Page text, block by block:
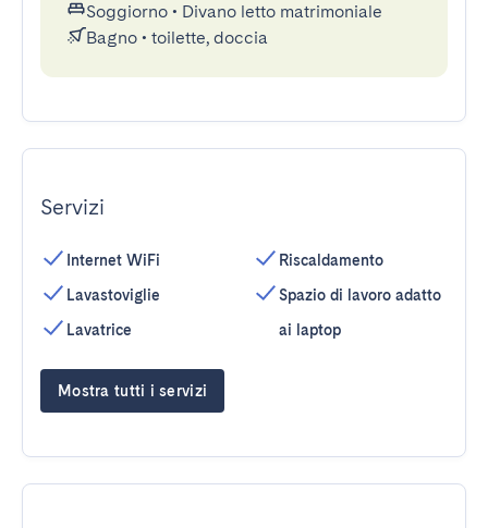
Soggiorno • Divano letto matrimoniale
Bagno • toilette, doccia
Servizi
Internet WiFi
Lavastoviglie
Lavatrice
Riscaldamento
Spazio di lavoro adatto
ai laptop
Mostra tutti i servizi